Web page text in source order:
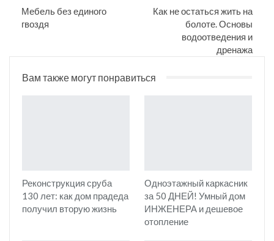
Мебель без единого
гвоздя
Как не остаться жить на
болоте. Основы
водоотведения и
дренажа
Вам также могут понравиться
Реконструкция сруба
130 лет: как дом прадеда
получил вторую жизнь
Одноэтажный каркасник
за 50 ДНЕЙ! Умный дом
ИНЖЕНЕРА и дешевое
отопление